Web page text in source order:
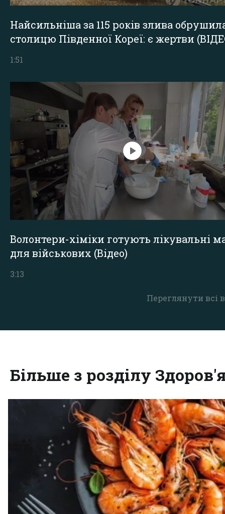
Переглянути всі
Найсильніша за 115 років злива
столицю Південної Кореї: є жертви
1:51
Волонтери-хіміки готують лікувальні
для військових (Відео)
3:13
Більше з розділу